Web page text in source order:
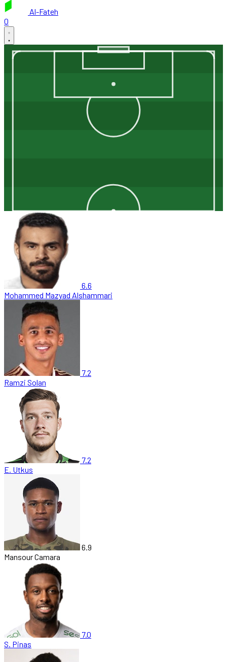
Al-Fateh
0
6.6
Mohammed Mazyad Alshammari
7.2
Ramzi Solan
7.2
E. Utkus
6.9
Mansour Camara
7.0
S. Pinas